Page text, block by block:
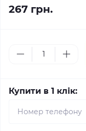
267 грн.
Купити в 1 клік: